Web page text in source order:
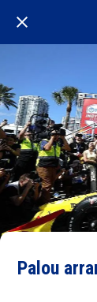
Palou